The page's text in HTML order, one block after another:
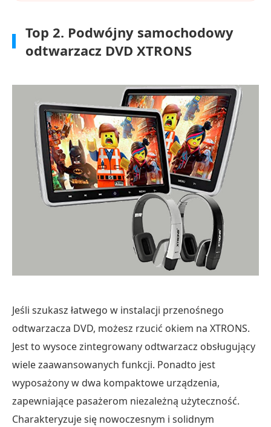
Top 2. Podwójny samochodowy
odtwarzacz DVD XTRONS
Jeśli szukasz łatwego w instalacji przenośnego
odtwarzacza DVD, możesz rzucić okiem na XTRONS.
Jest to wysoce zintegrowany odtwarzacz obsługujący
wiele zaawansowanych funkcji. Ponadto jest
wyposażony w dwa kompaktowe urządzenia,
zapewniające pasażerom niezależną użyteczność.
Charakteryzuje się nowoczesnym i solidnym